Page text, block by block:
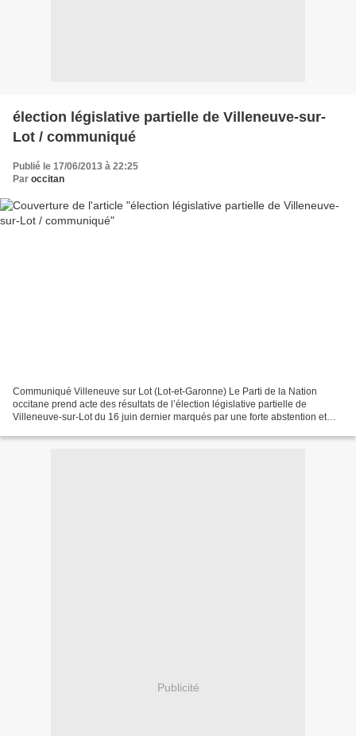
élection législative partielle de Villeneuve-sur-
Lot / communiqué
Publié le 17/06/2013 à 22:25
Par occitan
Communiqué Villeneuve sur Lot (Lot-et-Garonne) Le Parti de la Nation
occitane prend acte des résultats de l’élection législative partielle de
Villeneuve-sur-Lot du 16 juin dernier marqués par une forte abstention et
Publicité